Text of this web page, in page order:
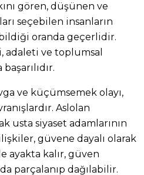
gören, düşünen ve
seçebilen insanların
oranda geçerlidir.
adaleti ve toplumsal
ve küçümsemek olayı,
Aslolan
usta siyaset adamlarının
güvene dayalı olarak
ayakta kalır, güven
parçalanıp dağılabilir.